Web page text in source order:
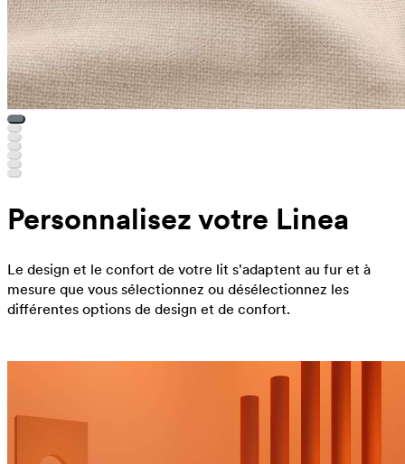
Personnalisez votre Linea
Le design et le confort de votre lit s'adaptent au fur et à
mesure que vous sélectionnez ou désélectionnez les
différentes options de design et de confort.